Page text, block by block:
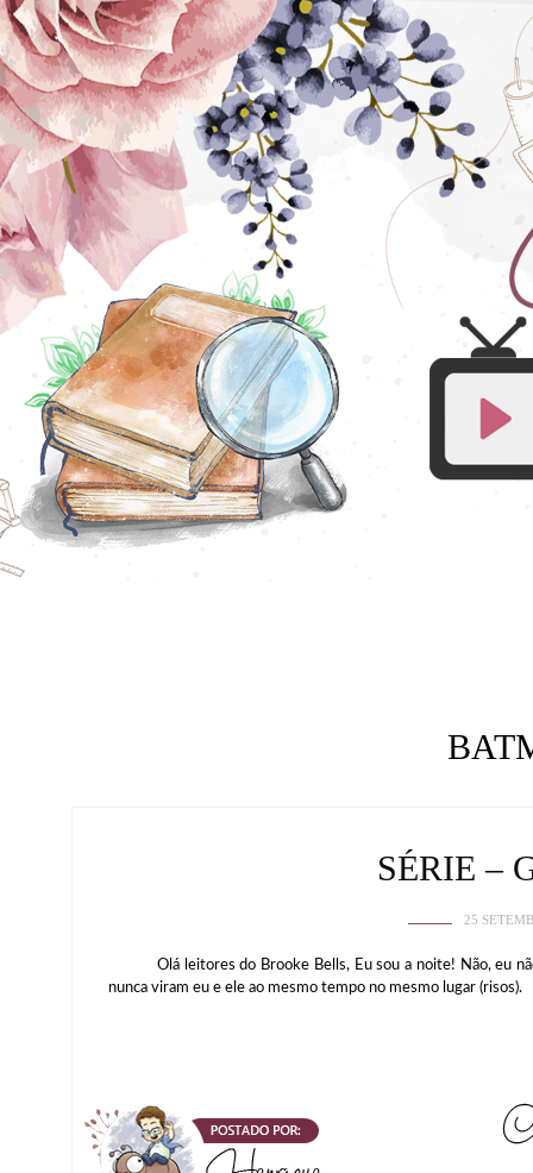
SÉRIE –
25
Olá leitores do Brooke Bells, Eu sou a noite! Não, eu não
nunca viram eu e ele ao mesmo tempo no mesmo lugar